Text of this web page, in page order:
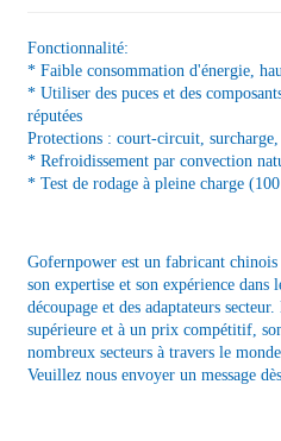
Fonctionnalité:
* Faible consommation d'énergie,
* Utiliser des puces et des
réputées
Protections : court-circuit, surcharge,
* Refroidissement par convection
* Test de rodage à pleine charge
Gofernpower est un fabricant
son expertise et son expérience dans
découpage et des adaptateurs
supérieure et à un prix compétitif,
nombreux secteurs à travers le
Veuillez nous envoyer un message